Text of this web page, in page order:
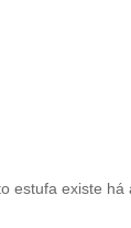
estufa existe